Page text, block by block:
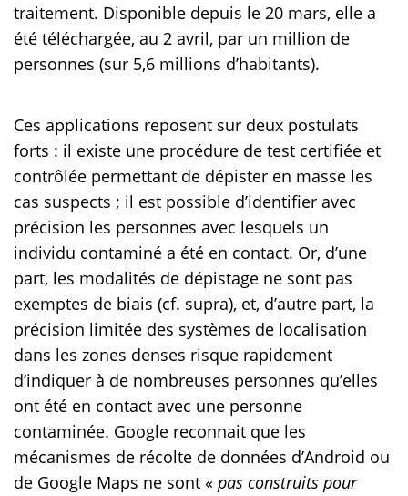
traitement. Disponible depuis le 20 mars, elle a
été téléchargée, au 2 avril, par un million de
personnes (sur 5,6 millions d’habitants).
Ces applications reposent sur deux postulats
forts : il existe une procédure de test certifiée et
contrôlée permettant de dépister en masse les
cas suspects ; il est possible d’identifier avec
précision les personnes avec lesquels un
individu contaminé a été en contact. Or, d’une
part, les modalités de dépistage ne sont pas
exemptes de biais (cf. supra), et, d’autre part, la
précision limitée des systèmes de localisation
dans les zones denses risque rapidement
d’indiquer à de nombreuses personnes qu’elles
ont été en contact avec une personne
contaminée. Google reconnait que les
mécanismes de récolte de données d’Android ou
de Google Maps ne sont « pas construits pour